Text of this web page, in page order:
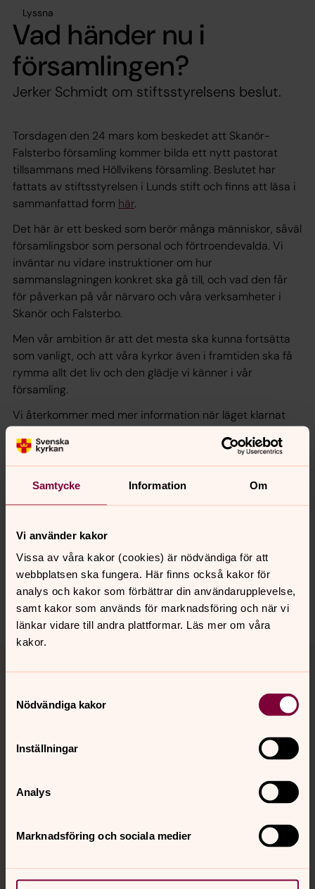
Samtycke Information Om
Vi använder kakor
Vissa av våra kakor (cookies) är nödvändiga för att
webbplatsen ska fungera. Här finns också kakor för
analys och kakor som förbättrar din användarupplevelse,
samt kakor som används för marknadsföring och när vi
länkar vidare till andra plattformar. Läs mer om våra
kakor.
Nödvändiga kakor
Inställningar
Analys
Marknadsföring och sociala medier
Lyssna
Vad händer nu i
församlingen?
Jerker Schmidt om stiftsstyrelsens beslut.
Torsdagen den 24 mars kom beskedet att Skanör-
Falsterbo församling kommer bilda ett nytt pastorat
tillsammans med Höllvikens församling. Beslutet har
fattats av stiftsstyrelsen i Lunds stift och finns att läsa i
sammanfattad form här.
Det här är ett besked som berör många människor, såväl
församlingsbor som personal och förtroendevalda. Vi
inväntar nu vidare instruktioner om hur
sammanslagningen konkret ska gå till, och vad den får
för påverkan på vår närvaro och våra verksamheter i
Skanör och Falsterbo.
Men vår ambition är att det mesta ska kunna fortsätta
som vanligt, och att våra kyrkor även i framtiden ska få
rymma allt det liv och den glädje vi känner i vår
församling.
Vi återkommer med mer information när läget klarnat
något.
Jerker Schmidt, kyrkoherde
Synpunkter eller frågor på sidans
innehåll?
skanor-falsterbo.forsamling@svenskakyrkan.se
Dela
Tillbaka till toppen
Tillbaka till innehållet
Sociala kanaler